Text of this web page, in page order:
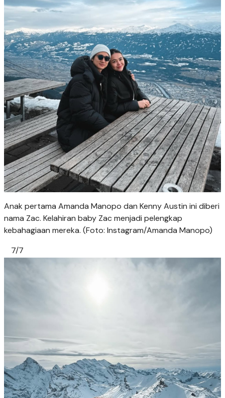
Anak pertama Amanda Manopo dan Kenny Austin ini diberi
nama Zac. Kelahiran baby Zac menjadi pelengkap
kebahagiaan mereka. (Foto: Instagram/Amanda Manopo)
7/7